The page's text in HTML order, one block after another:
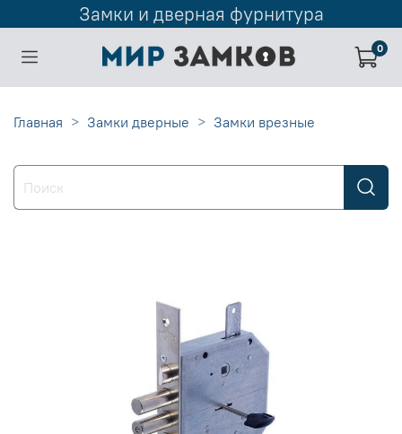
Замки и дверная фурнитура
0
Главная Замки дверные Замки врезные